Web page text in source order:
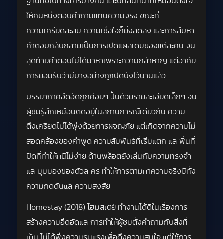
ให้คนหนึ่งตอบคำถามแทนความจริง ขณะที่
ความเครียดสะสม ความเชื่อใจก็ยิ่งลดลง และการสืบหา
คำตอบกลับกลายเป็นการเปิดแผลเดิมของแต่ละคน จน
สุดท้ายคำตอบไม่ได้มาหาเพราะความกล้าหาญ แต่อาศัย
การยอมรับว่ามีบางอย่างถูกปิดบังไว้นานแล้ว
บรรยากาศอึดอัดถูกค่อยๆ ปั้นด้วยรายละเอียดเล็กๆ จน
ผู้ชมรู้สึกเหมือนติดอยู่ในสถานการณ์เดียวกัน ความ
ตึงเครียดไม่ได้พุ่งด้วยการผจญภัย แต่เกิดจากความไม่
สอดคล้องของคำพูด ความสัมพันธ์ที่เริ่มแตก และพื้นที่
ปิดที่ทำให้หนีไม่ง่าย ด้านพล็อตยังเล่นกับความทรงจำ
และมุมมองของตัวละคร ทำให้การตามหาความจริงมีทั้ง
ความกดดันและความสงสัย
Homestay (2018) โฮมสเตย์ ทำงานได้ดีในเรื่องการ
สร้างความอึดอัดและการทำให้ผู้ชมตั้งคำถามกับสิ่งที่
เห็น ไม่ได้พึ่งความรุนแรงเพื่อดึงความสนใจ แต่ใช้การ